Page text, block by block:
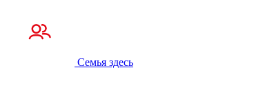
Семья здесь